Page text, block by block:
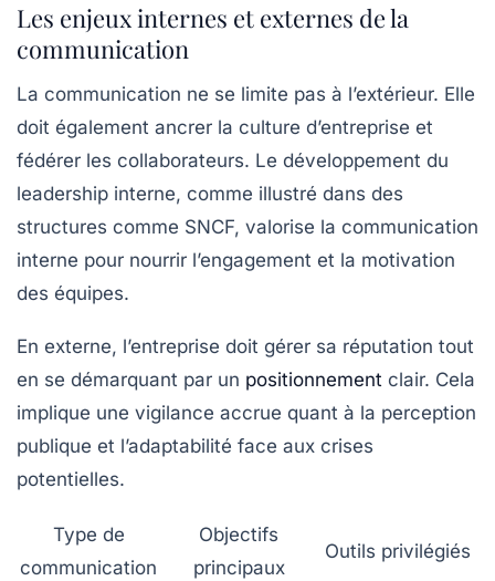
Les enjeux internes et externes de la
communication
La communication ne se limite pas à l’extérieur. Elle
doit également ancrer la culture d’entreprise et
fédérer les collaborateurs. Le développement du
leadership interne, comme illustré dans des
structures comme SNCF, valorise la communication
interne pour nourrir l’engagement et la motivation
des équipes.
En externe, l’entreprise doit gérer sa réputation tout
en se démarquant par un positionnement clair. Cela
implique une vigilance accrue quant à la perception
publique et l’adaptabilité face aux crises
potentielles.
Type de
communication
Objectifs
principaux
Outils privilégiés